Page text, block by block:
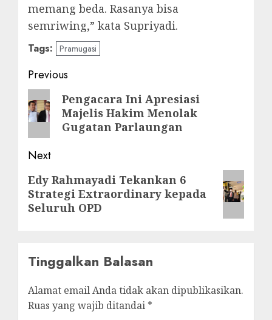
memang beda. Rasanya bisa
semriwing,” kata Supriyadi.
Tags: Pramugasi
Post
navigation
Previous
Previous
post:
Pengacara Ini Apresiasi
Majelis Hakim Menolak
Gugatan Parlaungan
Next
Next
post:
Edy Rahmayadi Tekankan 6
Strategi Extraordinary kepada
Seluruh OPD
Tinggalkan Balasan
Alamat email Anda tidak akan dipublikasikan.
Ruas yang wajib ditandai *